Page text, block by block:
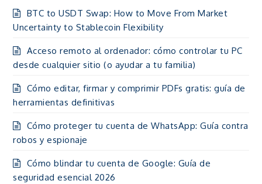
BTC to USDT Swap: How to Move From Market
Uncertainty to Stablecoin Flexibility
Acceso remoto al ordenador: cómo controlar tu PC
desde cualquier sitio (o ayudar a tu familia)
Cómo editar, firmar y comprimir PDFs gratis: guía de
herramientas definitivas
Cómo proteger tu cuenta de WhatsApp: Guía contra
robos y espionaje
Cómo blindar tu cuenta de Google: Guía de
seguridad esencial 2026